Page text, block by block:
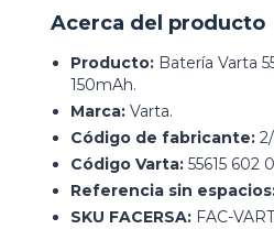
Acerca del producto
Producto: Batería Varta
150mAh.
Marca: Varta.
Código de fabricante:
Código Varta: 55615 602
Referencia sin
SKU FACERSA: FAC-